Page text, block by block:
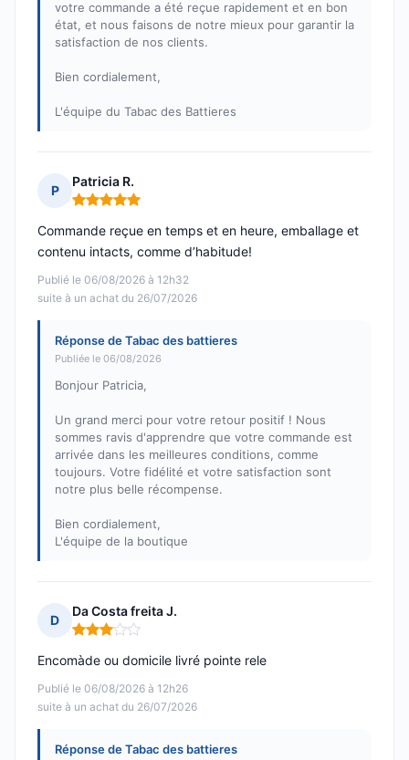
votre commande a été reçue rapidement et en bon
état, et nous faisons de notre mieux pour garantir la
satisfaction de nos clients.
Bien cordialement,
L'équipe du Tabac des Battieres
P
Patricia R.
Note : 5 sur 5
Publié le 06/08/2026 à 12h32
suite à un achat du 26/07/2026
Commande reçue en temps et en heure, emballage et
contenu intacts, comme d’habitude!
Réponse de Tabac des battieres
Publiée le 06/08/2026
Bonjour Patricia,
Un grand merci pour votre retour positif ! Nous
sommes ravis d'apprendre que votre commande est
arrivée dans les meilleures conditions, comme
toujours. Votre fidélité et votre satisfaction sont
notre plus belle récompense.
Bien cordialement,
L'équipe de la boutique
D
Da Costa freita J.
Note : 3 sur 5
Publié le 06/08/2026 à 12h26
suite à un achat du 26/07/2026
Encomàde ou domicile livré pointe rele
Réponse de Tabac des battieres